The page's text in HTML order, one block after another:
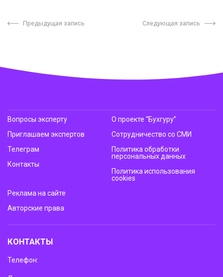
Предыдущая запись Следующая запись
Вопросы эксперту
Приглашаем экспертов
Телеграм
Контакты
О проекте “Бухгуру”
Сотрудничество со СМИ
Политика обработки
персональных данных
Политика использования
cookies
Реклама на сайте
Авторские права
КОНТАКТЫ
Телефон: